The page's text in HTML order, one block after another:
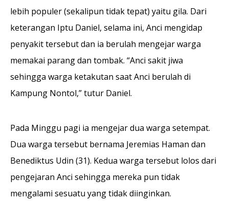
lebih populer (sekalipun tidak tepat) yaitu gila. Dari
keterangan Iptu Daniel, selama ini, Anci mengidap
penyakit tersebut dan ia berulah mengejar warga
memakai parang dan tombak. “Anci sakit jiwa
sehingga warga ketakutan saat Anci berulah di
Kampung Nontol,” tutur Daniel.
Pada Minggu pagi ia mengejar dua warga setempat.
Dua warga tersebut bernama Jeremias Haman dan
Benediktus Udin (31). Kedua warga tersebut lolos dari
pengejaran Anci sehingga mereka pun tidak
mengalami sesuatu yang tidak diinginkan.